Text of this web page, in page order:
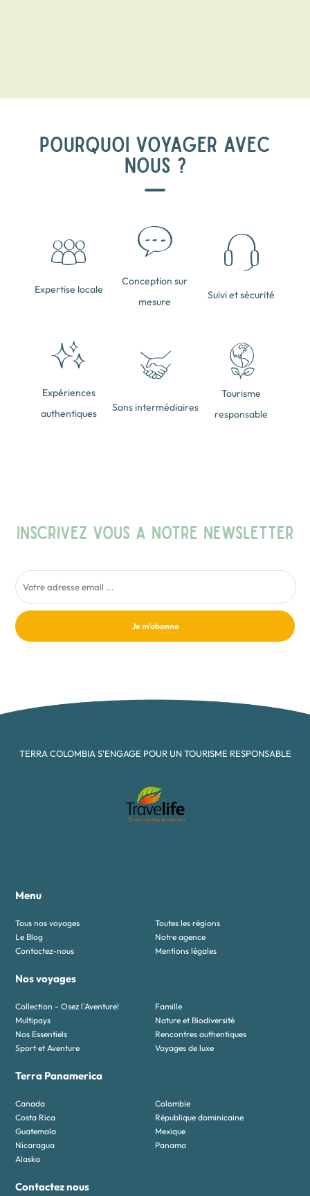
POURQUOI VOYAGER AVEC
NOUS ?
Expertise locale
Conception sur
mesure
Suivi et sécurité
Expériences
authentiques
Sans intermédiaires
Tourisme
responsable
INSCRIVEZ VOUS A NOTRE NEWSLETTER
Je m'abonne
TERRA COLOMBIA S'ENGAGE POUR UN TOURISME RESPONSABLE
Menu
Tous nos voyages
Toutes les régions
Le Blog
Notre agence
Contactez-nous
Mentions légales
Nos voyages
Collection - Osez l'Aventure!
Famille
Multipays
Nature et Biodiversité
Nos Essentiels
Rencontres authentiques
Sport et Aventure
Voyages de luxe
Terra Panamerica
Canada
Colombie
Costa Rica
République dominicaine
Guatemala
Mexique
Nicaragua
Panama
Alaska
Contactez nous